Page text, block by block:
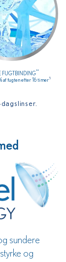
FUGTBINDING**
af fugten efter 16 timer5
sundere
og